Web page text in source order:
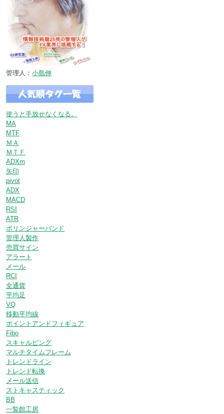
管理人： 小島伸
使うと手放せなくなる。
MA
MTF
ＭＡ
ＭＴＦ
ADXm
矢印
pivot
ADX
MACD
RSI
ATR
ボリンジャーバンド
管理人製作
売買サイン
アラート
メール
RCI
全通貨
平均足
VQ
移動平均線
ポイントアンドフィギュア
Fibo
スキャルピング
マルチタイムフレーム
トレンドライン
トレンド転換
メール送信
ストキャスティック
BB
一覧館工房